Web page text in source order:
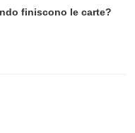
finiscono le carte?